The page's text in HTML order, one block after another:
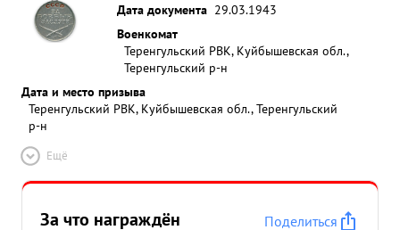
Дата документа 29.03.1943
Военкомат
Теренгульский РВК, Куйбышевская обл.,
Теренгульский р-н
Дата и место призыва
Теренгульский РВК, Куйбышевская обл., Теренгульский
р-н
Ещё
За что награждён
Поделиться